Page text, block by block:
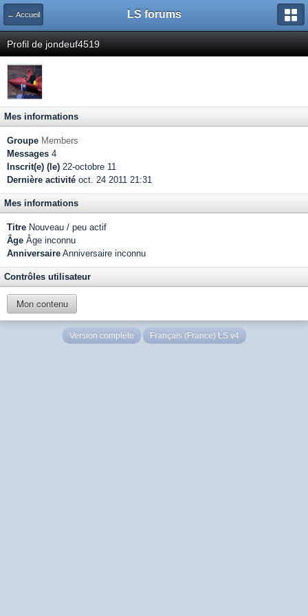
← Accueil LS forums
Profil de jondeuf4519
Mes informations
Groupe Members
Messages 4
Inscrit(e) (le) 22-octobre 11
Dernière activité oct. 24 2011 21:31
Mes informations
Titre Nouveau / peu actif
Âge Âge inconnu
Anniversaire Anniversaire inconnu
Contrôles utilisateur
Mon contenu
Version complète Français (France) LS v4